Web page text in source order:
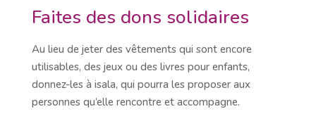
Faites des dons solidaires
Au lieu de jeter des vêtements qui sont encore
utilisables, des jeux ou des livres pour enfants,
donnez-les à isala, qui pourra les proposer aux
personnes qu’elle rencontre et accompagne.